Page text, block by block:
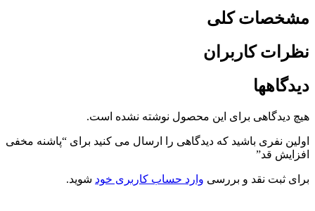
مشخصات کلی
نظرات کاربران
دیدگاهها
هیچ دیدگاهی برای این محصول نوشته نشده است.
اولین نفری باشید که دیدگاهی را ارسال می کنید برای “پاشنه مخفی
افزایش قد”
برای ثبت نقد و بررسی وارد حساب کاربری خود شوید.